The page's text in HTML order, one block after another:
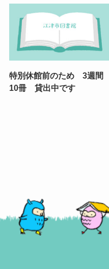
特別休館前のため 3週間
10冊 貸出中です